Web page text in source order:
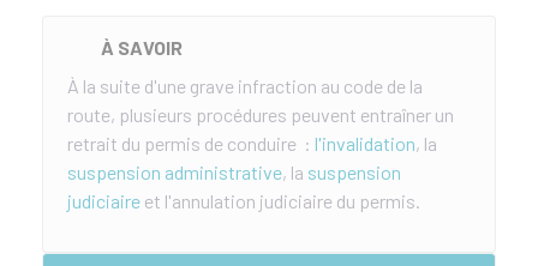
À SAVOIR
À la suite d'une grave infraction au code de la
route, plusieurs procédures peuvent entraîner un
retrait du permis de conduire : l'invalidation, la
suspension administrative, la suspension
judiciaire et l'annulation judiciaire du permis.